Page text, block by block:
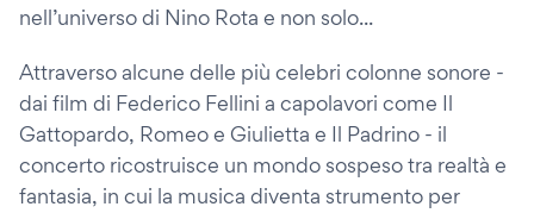
nell’universo di Nino Rota e non solo...
Attraverso alcune delle più celebri colonne sonore -
dai film di Federico Fellini a capolavori come Il
Gattopardo, Romeo e Giulietta e Il Padrino - il
concerto ricostruisce un mondo sospeso tra realtà e
fantasia, in cui la musica diventa strumento per